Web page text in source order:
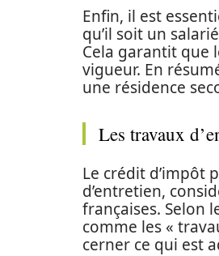
Enfin, il est
qu’il soit un
Cela garantit que
vigueur. En
une résidence
Les travaux
Le crédit d’impôt
d’entretien,
françaises. Selon
comme les «
cerner ce qui est